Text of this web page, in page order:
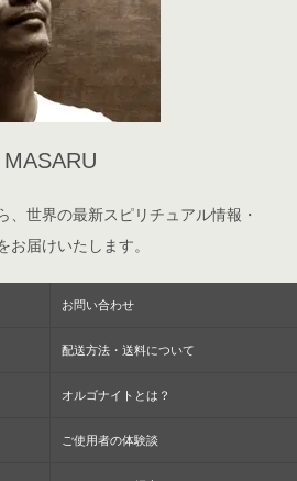
MASARU
、世界の最新スピリチュアル情報・
お届けいたします。
お問い合わせ
配送方法・送料について
オルゴナイトとは？
ご使用者の体験談